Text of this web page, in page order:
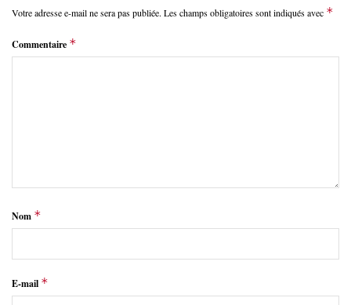
Votre adresse e-mail ne sera pas publiée. Les champs obligatoires sont indiqués avec *
Commentaire *
Nom *
E-mail *